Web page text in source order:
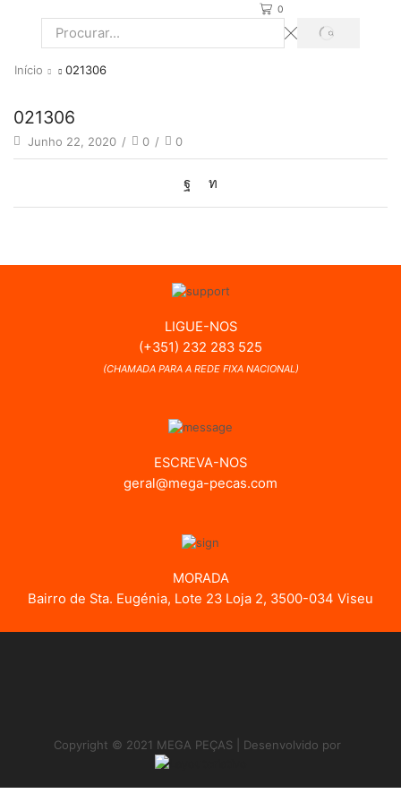
0
Search
PROCURAR
Início 021306
021306
Junho 22, 2020 / 0 / 0
LIGUE-NOS
(+351) 232 283 525
(CHAMADA PARA A REDE FIXA NACIONAL)
ESCREVA-NOS
geral@mega-pecas.com
MORADA
Bairro de Sta. Eugénia, Lote 23 Loja 2, 3500-034 Viseu
Copyright © 2021 MEGA PEÇAS | Desenvolvido por